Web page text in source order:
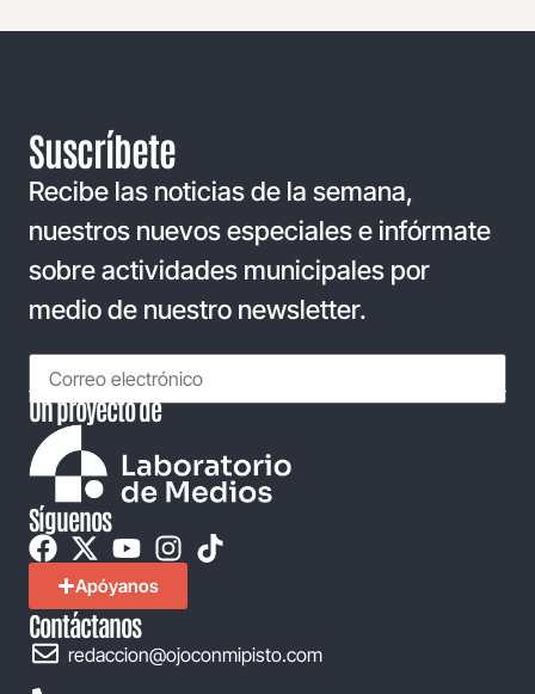
Suscríbete
Recibe las noticias de la semana,
nuestros nuevos especiales e infórmate
sobre actividades municipales por
medio de nuestro newsletter.
Un proyecto de
Síguenos
Apóyanos
Contáctanos
redaccion@ojoconmipisto.com